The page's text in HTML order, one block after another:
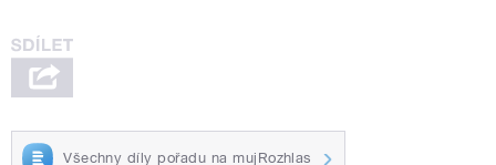
Všechny díly pořadu na mujRozhlas